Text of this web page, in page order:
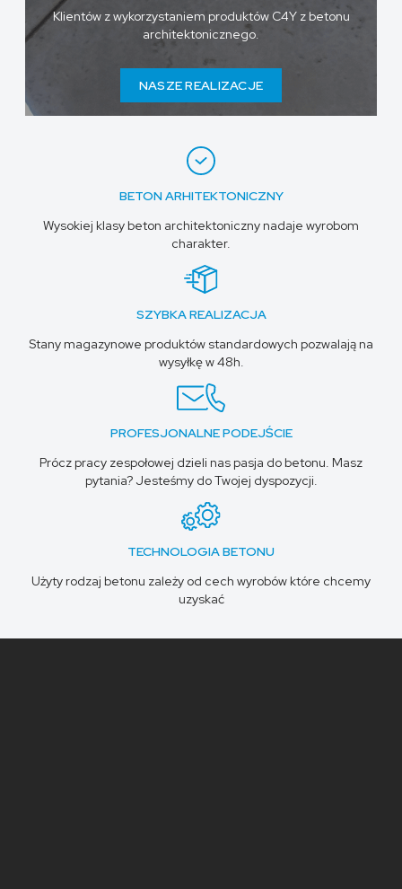
Klientów z wykorzystaniem produktów C4Y z betonu
architektonicznego.
NASZE REALIZACJE
BETON ARHITEKTONICZNY
Wysokiej klasy beton architektoniczny nadaje wyrobom
charakter.
SZYBKA REALIZACJA
Stany magazynowe produktów standardowych pozwalają na
wysyłkę w 48h.
PROFESJONALNE PODEJŚCIE
Prócz pracy zespołowej dzieli nas pasja do betonu. Masz
pytania? Jesteśmy do Twojej dyspozycji.
TECHNOLOGIA BETONU
Użyty rodzaj betonu zależy od cech wyrobów które chcemy
uzyskać